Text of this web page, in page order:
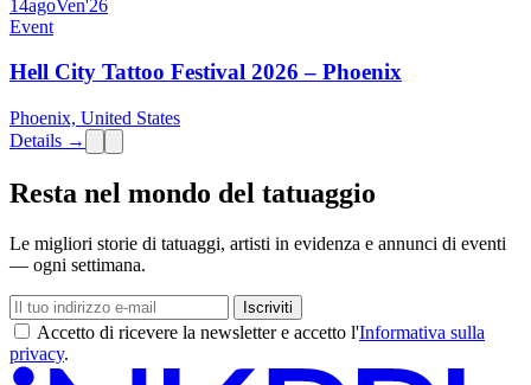
14agoVen'26
Event
Hell City Tattoo Festival 2026 – Phoenix
Phoenix, United States
Details →
Resta nel mondo del tatuaggio
Le migliori storie di tatuaggi, artisti in evidenza e annunci di eventi
— ogni settimana.
Iscriviti
Accetto di ricevere la newsletter e accetto l'Informativa sulla
privacy.